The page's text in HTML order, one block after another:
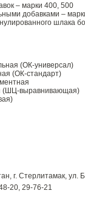
– марки 400, 500
добавками –
шлака
(ОК-универсал)
(ОК-стандарт)
(ШЦ-выравнивающая)
г. Стерлитамак, ул.
20, 29-76-21